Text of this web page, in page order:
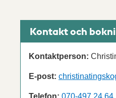
Kontakt och
Kontaktperson:
E-post:
Telefon: 070-497 24 64